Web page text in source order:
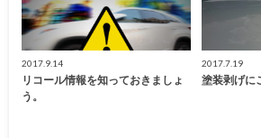
2017.9.14
リコール情報を知っておきましょ
う。
2017.7.19
塗装剥げに